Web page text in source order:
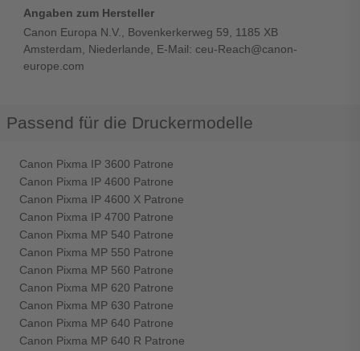
Angaben zum Hersteller
Canon Europa N.V., Bovenkerkerweg 59, 1185 XB
Amsterdam, Niederlande, E-Mail: ceu-Reach@canon-
europe.com
Passend für die Druckermodelle
Canon Pixma IP 3600 Patrone
Canon Pixma IP 4600 Patrone
Canon Pixma IP 4600 X Patrone
Canon Pixma IP 4700 Patrone
Canon Pixma MP 540 Patrone
Canon Pixma MP 550 Patrone
Canon Pixma MP 560 Patrone
Canon Pixma MP 620 Patrone
Canon Pixma MP 630 Patrone
Canon Pixma MP 640 Patrone
Canon Pixma MP 640 R Patrone